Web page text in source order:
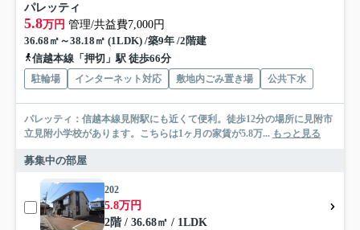
パレッティ
5.8万円 管理/共益費7,000円
36.68㎡～38.18㎡ (1LDK) /築9年 /2階建
信越本線「押切」駅 徒歩66分
駐輪場 インターネット対応 敷地内ごみ置き場 公共下水
パレッティ：信越本線見附駅にも近くて便利。徒歩12分の場所に見附市
立見附小学校があります。こちらは1ヶ月の家賃が5.8万... もっと見る
募集中の部屋
202
5.8万円
2階 / 36.68㎡ / 1LDK